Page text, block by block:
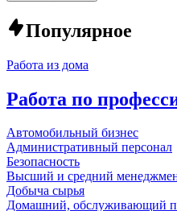
Популярное
Работа из дома
Работа по
Автомобильный бизнес
Административный персонал
Безопасность
Высший и средний
Добыча сырья
Домашний, обслуживающий